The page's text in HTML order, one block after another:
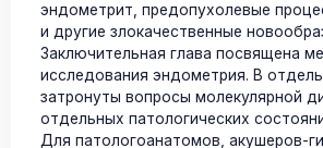
эндометрит, предопухолевые
и другие злокачественные
Заключительная глава посвящена
исследования эндометрия. В
затронуты вопросы молекулярной
отдельных патологических
Для патологоанатомов, акушеров-